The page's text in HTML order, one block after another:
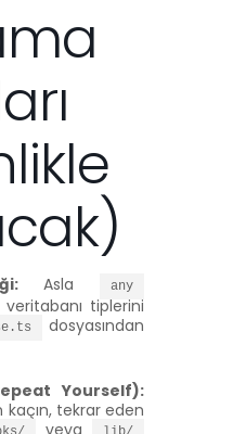
Asla any
tiplerini
dosyasından
Yourself):
kaçın, tekrar eden